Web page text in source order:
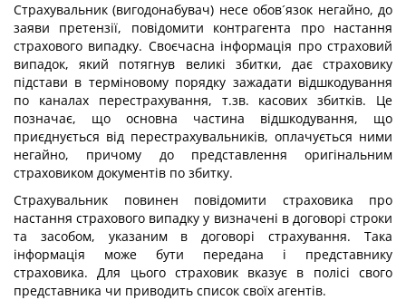
Страхувальник (вигодонабувач) несе обов´язок негайно, до
заяви претензії, повідомити контрагента про настання
страхового випадку. Своєчасна інформація про страховий
випадок, який потягнув великі збитки, дає страховику
підстави в терміновому порядку зажадати відшкодування
по каналах перестрахування, т.зв. касових збитків. Це
позначає, що основна частина відшкодування, що
приєднується від перестрахувальників, оплачується ними
негайно, причому до представлення оригінальним
страховиком документів по збитку.
Страхувальник повинен повідомити страховика про
настання страхового випадку у визначені в договорі строки
та засобом, указаним в договорі страхування. Така
інформація може бути передана і представнику
страховика. Для цього страховик вказує в полісі свого
представника чи приводить список своїх агентів.